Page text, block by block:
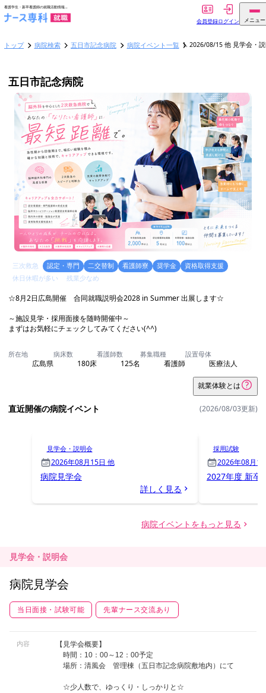
見学会・説明会
病院見学会
当日面接・試験可能 先輩ナース交流あり
内容
【見学会概要】
時間：10：00～12：00予定
場所：清風会 管理棟（五日市記念病院敷地内）にて
☆少人数で、ゆっくり・しっかりと☆